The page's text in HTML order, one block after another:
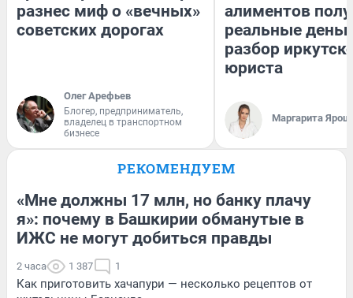
разнес миф о «вечных»
советских дорогах
Олег Арефьев
Блогер, предприниматель,
владелец в транспортном
бизнесе
алиментов
реальные
разбор
юриста
Маргарита
РЕКОМЕНДУЕМ
«Мне должны 17 млн, но банку плачу
я»: почему в Башкирии обманутые в
ИЖС не могут добиться правды
2 часа 1 387 1
Как приготовить хачапури — несколько рецептов от